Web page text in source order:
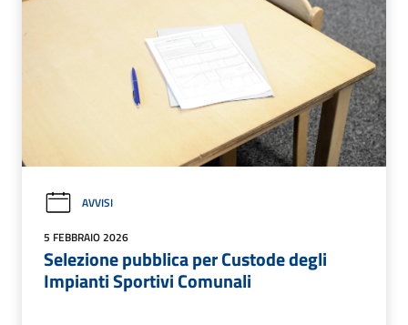
AVVISI
5 FEBBRAIO 2026
Selezione pubblica per Custode degli
Impianti Sportivi Comunali